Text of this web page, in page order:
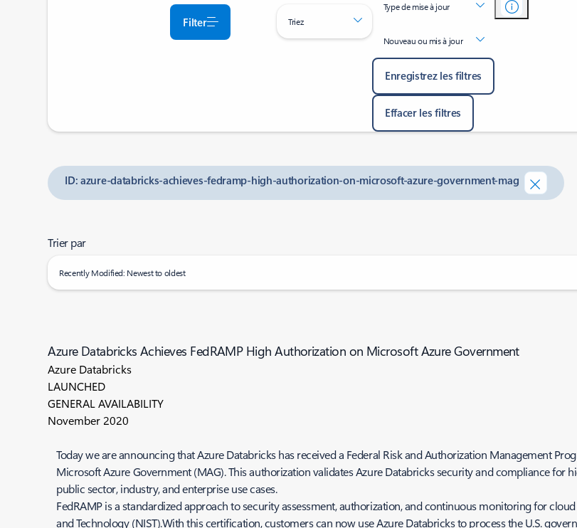
Filter Triez
Type de mise à jour
Nouveau ou mis à jour
Enregistrez les filtres
Effacer les filtres
ID: azure-databricks-achieves-fedramp-high-authorization-on-microsoft-azure-government-mag
Trier par
Recently Modified: Newest to oldest
Azure Databricks Achieves FedRAMP High Authorization on Microsoft Azure Government
Azure Databricks
LAUNCHED
GENERAL AVAILABILITY
November 2020
Today we are announcing that Azure Databricks has received a Federal Risk and Authorization Management
Microsoft Azure Government (MAG). This authorization validates Azure Databricks security and compliance for
public sector, industry, and enterprise use cases.
FedRAMP is a standardized approach to security assessment, authorization, and continuous monitoring for
and Technology (NIST).With this certification, customers can now use Azure Databricks to process the U.S.